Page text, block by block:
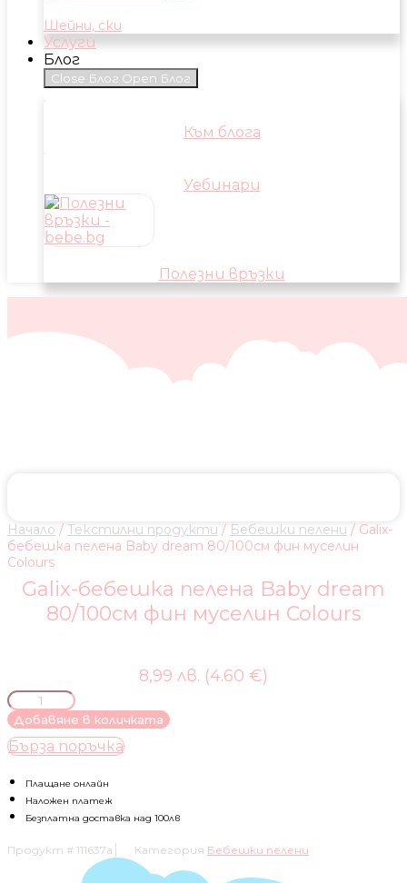
Шейни, ски
Услуги
Блог
Close Блог Open Блог
Към блога
Уебинари
Полезни връзки
Начало / Текстилни продукти / Бебешки пелени / Galix-
бебешка пелена Baby dream 80/100см фин муселин
Colours
Galix-бебешка пелена Baby dream
80/100см фин муселин Colours
8,99 лв. (4.60 €)
количество
за
Galix-
бебешка
Baby
dream
80/100см
муселин
Добавяне в количката
Бърза поръчка
Плащане онлайн
Наложен платеж
Безплатна доставка над 100лв
Продукт # 111637a Категория Бебешки пелени